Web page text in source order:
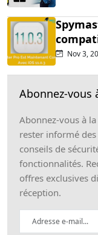
Nov 3,
Abonnez-vous
Abonnez-vous à
rester informé
conseils de
fonctionnalités.
offres exclusives
réception.